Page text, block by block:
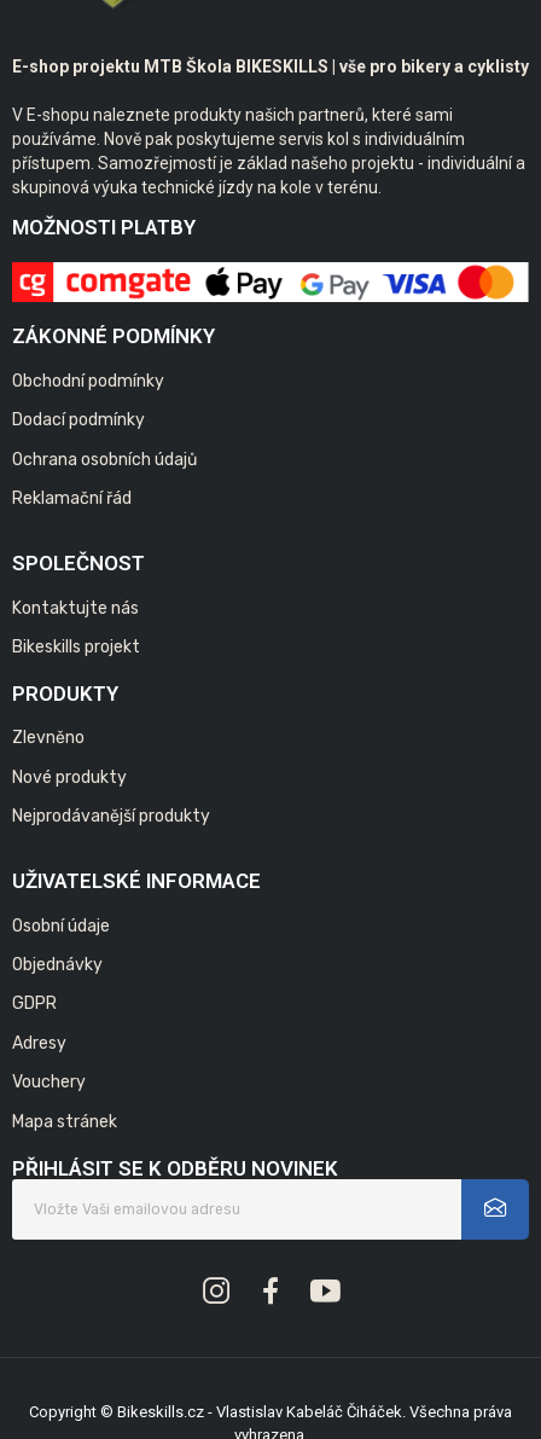
E-shop projektu MTB Škola BIKESKILLS | vše pro bikery a cyklisty
V E-shopu naleznete produkty našich partnerů, které sami
používáme. Nově pak poskytujeme servis kol s individuálním
přístupem. Samozřejmostí je základ našeho projektu - individuální a
skupinová výuka technické jízdy na kole v terénu.
MOŽNOSTI PLATBY
ZÁKONNÉ PODMÍNKY
Obchodní podmínky
Dodací podmínky
Ochrana osobních údajů
Reklamační řád
SPOLEČNOST
Kontaktujte nás
Bikeskills projekt
PRODUKTY
Zlevněno
Nové produkty
Nejprodávanější produkty
UŽIVATELSKÉ INFORMACE
Osobní údaje
Objednávky
GDPR
Adresy
Vouchery
Mapa stránek
PŘIHLÁSIT SE K ODBĚRU NOVINEK
Copyright © Bikeskills.cz - Vlastislav Kabeláč Čiháček. Všechna práva
vyhrazena.